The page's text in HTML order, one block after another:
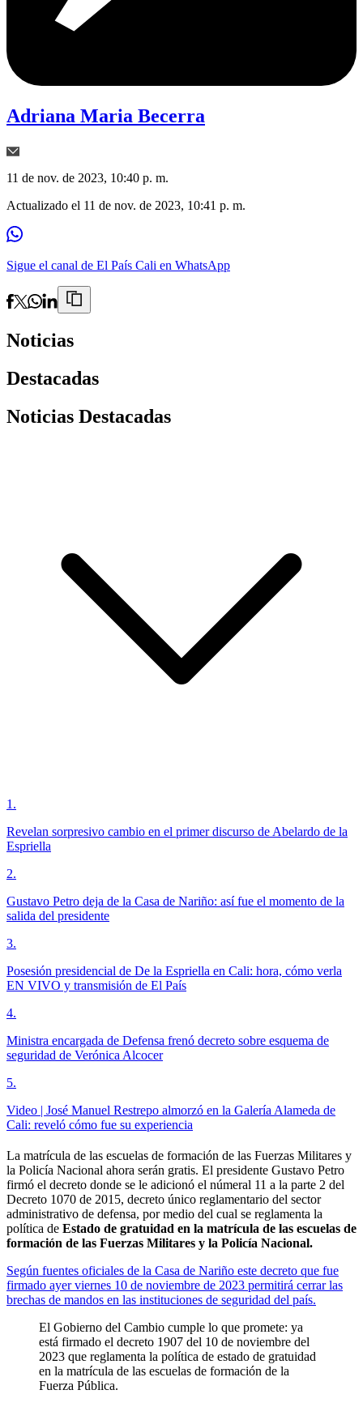
Adriana Maria Becerra
11 de nov. de 2023, 10:40 p. m.
Actualizado el 11 de nov. de 2023, 10:41 p. m.
Sigue el canal de El País Cali en WhatsApp
Noticias
Destacadas
Noticias Destacadas
1 .
Revelan sorpresivo cambio en el primer discurso de Abelardo de la
Espriella
2.
Gustavo Petro deja de la Casa de Nariño: así fue el momento de la
salida del presidente
3.
Posesión presidencial de De la Espriella en Cali: hora, cómo verla
EN VIVO y transmisión de El País
4.
Ministra encargada de Defensa frenó decreto sobre esquema de
seguridad de Verónica Alcocer
5.
Video | José Manuel Restrepo almorzó en la Galería Alameda de
Cali: reveló cómo fue su experiencia
La matrícula de las escuelas de formación de las Fuerzas Militares y
la Policía Nacional ahora serán gratis. El presidente Gustavo Petro
firmó el decreto donde se le adicionó el númeral 11 a la parte 2 del
Decreto 1070 de 2015, decreto único reglamentario del sector
administrativo de defensa, por medio del cual se reglamenta la
política de Estado de gratuidad en la matrícula de las escuelas de
formación de las Fuerzas Militares y la Policía Nacional.
Según fuentes oficiales de la Casa de Nariño este decreto que fue
firmado ayer viernes 10 de noviembre de 2023 permitirá cerrar las
brechas de mandos en las instituciones de seguridad del país.
El Gobierno del Cambio cumple lo que promete: ya
está firmado el decreto 1907 del 10 de noviembre del
2023 que reglamenta la política de estado de gratuidad
en la matrícula de las escuelas de formación de la
Fuerza Pública.